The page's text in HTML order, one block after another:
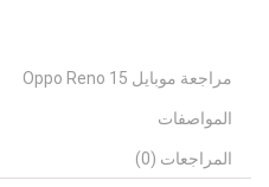
مراجعة موبايل Oppo Reno 15
المواصفات
المراجعات (0)